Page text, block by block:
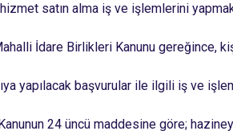
hizmet satın alma iş ve işlemlerini
İdare Birlikleri Kanunu gereğince,
yapılacak başvurular ile ilgili iş ve
24 üncü maddesine göre;